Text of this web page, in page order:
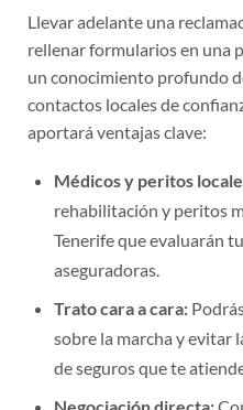
Llevar adelante una
rellenar formularios en una
un conocimiento profundo
contactos locales de
aportará ventajas clave: